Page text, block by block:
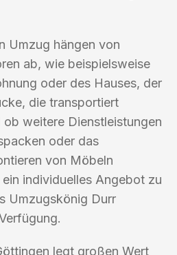
Umzug hängen von
ab, wie beispielsweise
oder des Hauses, der
die transportiert
weitere Dienstleistungen
oder das
von Möbeln
individuelles Angebot zu
Umzugskönig Durr
legt großen Wert